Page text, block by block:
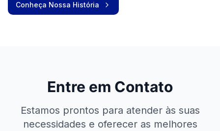
Conheça Nossa História
Entre em Contato
Estamos prontos para atender às suas
necessidades e oferecer as melhores